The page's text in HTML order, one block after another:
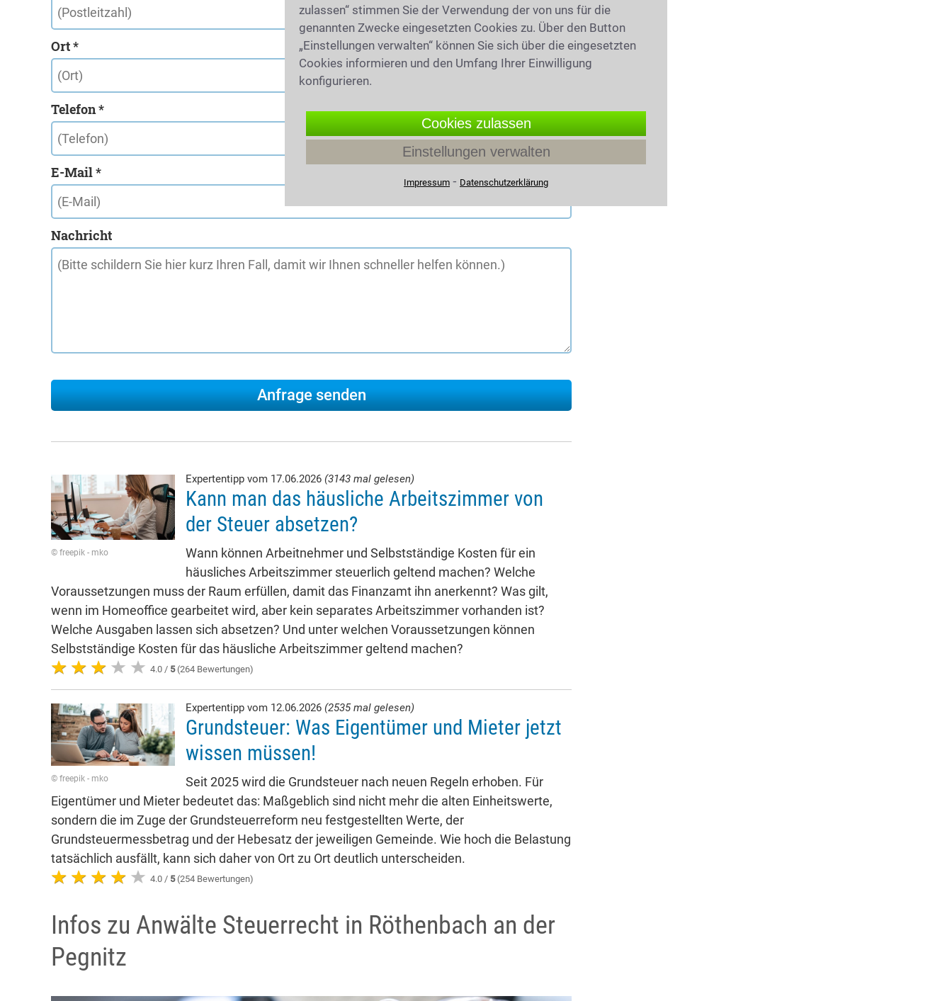
Ort *
Telefon *
E-Mail *
Nachricht
© freepik - mko
Expertentipp vom 17.06.2026 (3143 mal gelesen)
Kann man das häusliche Arbeitszimmer von
der Steuer absetzen?
Wann können Arbeitnehmer und Selbstständige Kosten für ein
häusliches Arbeitszimmer steuerlich geltend machen? Welche
Voraussetzungen muss der Raum erfüllen, damit das Finanzamt ihn anerkennt? Was gilt,
wenn im Homeoffice gearbeitet wird, aber kein separates Arbeitszimmer vorhanden ist?
Welche Ausgaben lassen sich absetzen? Und unter welchen Voraussetzungen können
Selbstständige Kosten für das häusliche Arbeitszimmer geltend machen?
4.0 / 5(264 Bewertungen)
© freepik - mko
Expertentipp vom 12.06.2026 (2535 mal gelesen)
Grundsteuer: Was Eigentümer und Mieter jetzt
wissen müssen!
Seit 2025 wird die Grundsteuer nach neuen Regeln erhoben. Für
Eigentümer und Mieter bedeutet das: Maßgeblich sind nicht mehr die alten Einheitswerte,
sondern die im Zuge der Grundsteuerreform neu festgestellten Werte, der
Grundsteuermessbetrag und der Hebesatz der jeweiligen Gemeinde. Wie hoch die Belastung
tatsächlich ausfällt, kann sich daher von Ort zu Ort deutlich unterscheiden.
4.0 / 5(254 Bewertungen)
Infos zu Anwälte Steuerrecht in Röthenbach an der
Pegnitz
zulassen“ stimmen Sie der Verwendung der von uns für die
genannten Zwecke eingesetzten Cookies zu. Über den Button
„Einstellungen verwalten“ können Sie sich über die eingesetzten
Cookies informieren und den Umfang Ihrer Einwilligung
konfigurieren.
Cookies zulassen
Einstellungen verwalten
Impressum ⁃ Datenschutzerklärung